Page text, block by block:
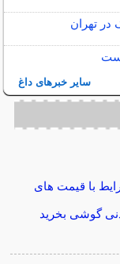
در تهران
سایر خبرهای داغ
با قیمت های
گوشی بخرید